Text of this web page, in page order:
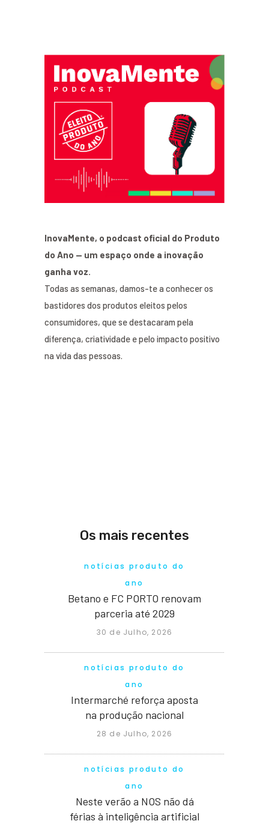
InovaMente, o podcast oficial do Produto
do Ano — um espaço onde a inovação
ganha voz.
Todas as semanas, damos-te a conhecer os
bastidores dos produtos eleitos pelos
consumidores, que se destacaram pela
diferença, criatividade e pelo impacto positivo
na vida das pessoas.
Os mais recentes
notícias produto do
ano
Betano e FC PORTO renovam
parceria até 2029
30 de Julho, 2026
notícias produto do
ano
Intermarché reforça aposta
na produção nacional
28 de Julho, 2026
notícias produto do
ano
Neste verão a NOS não dá
férias à inteligência artificial